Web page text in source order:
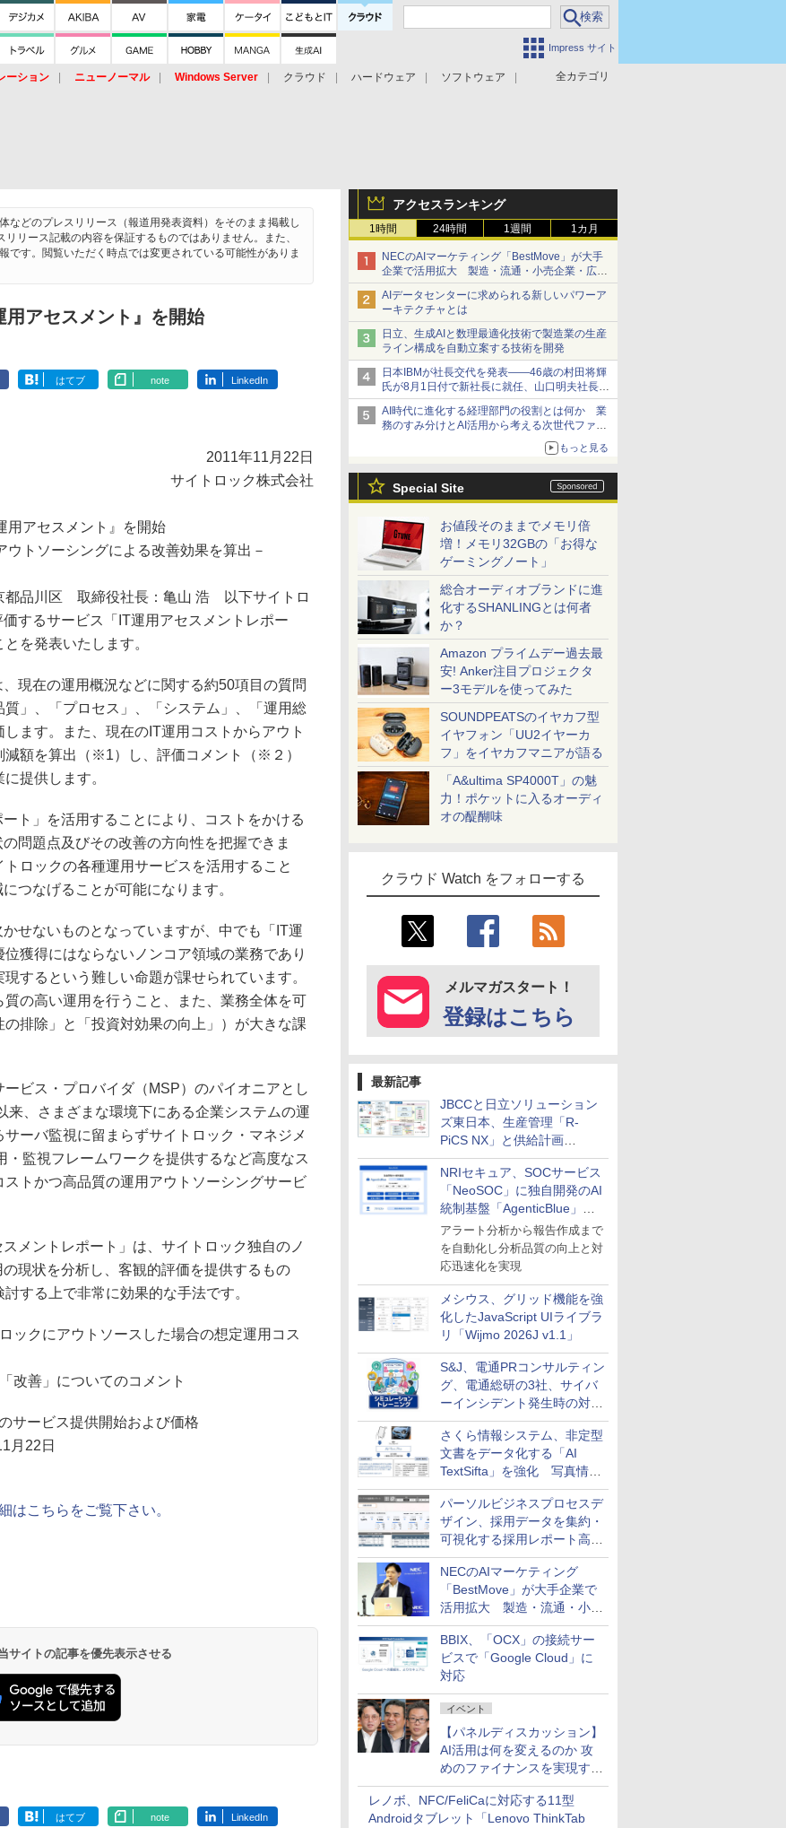
Impress サイト
全カテゴリ
ーション ニューノーマル Windows Server クラウド ハードウェア
ソフトウェア
アクセスランキング
1時間 24時間 1週間 1カ月
NECのAIマーケティング「BestMove」が大手
企業で活用拡大 製造・流通・小売企業・広告
代理店などが実装フェーズへ
AIデータセンターに求められる新しいパワーア
ーキテクチャとは
日立、生成AIと数理最適化技術で製造業の生産
ライン構成を自動立案する技術を開発
日本IBMが社長交代を発表――46歳の村田将輝
氏が8月1日付で新社長に就任、山口明夫社長は
会長へ
AI時代に進化する経理部門の役割とは何か 業
務のすみ分けとAI活用から考える次世代ファイ
もっと見る
Special Site
お値段そのままでメモリ倍
増！メモリ32GBの「お得な
ゲーミングノート」
総合オーディオブランドに進
化するSHANLINGとは何者
か？
Amazon プライムデー過去最
安! Anker注目プロジェクタ
ー3モデルを使ってみた
SOUNDPEATSのイヤカフ型
イヤフォン「UU2イヤーカ
フ」をイヤカフマニアが語る
「A&ultima SP4000T」の魅
力！ポケットに入るオーディ
オの醍醐味
クラウド Watch をフォローする
メルマガスタート！
登録はこちら
最新記事
JBCCと日立ソリューション
ズ東日本、生産管理「R-
PiCS NX」と供給計画
「scSQUARE ISP」の連携サ
ービスを提供開始
NRIセキュア、SOCサービス
「NeoSOC」に独自開発のAI
統制基盤「AgenticBlue」を
導入
アラート分析から報告作成まで
を自動化し分析品質の向上と対
応迅速化を実現
メシウス、グリッド機能を強
化したJavaScript UIライブラ
リ「Wijmo 2026J v1.1」
S&J、電通PRコンサルティン
グ、電通総研の3社、サイバ
ーインシデント発生時の対応
と危機管理広報を一体的に訓
練するプログラムを提供
さくら情報システム、非定型
文書をデータ化する「AI
TextSifta」を強化 写真情報
のデータ化などに対応
パーソルビジネスプロセスデ
ザイン、採用データを集約・
可視化する採用レポート高速
化サービスを提供
NECのAIマーケティング
「BestMove」が大手企業で
活用拡大 製造・流通・小売
企業・広告代理店などが実装
フェーズへ
BBIX、「OCX」の接続サー
ビスで「Google Cloud」に
対応
イベント
【パネルディスカッション】
AI活用は何を変えるのか 攻
めのファイナンスを実現する
業務設計とマインドセット変
革
レノボ、NFC/FeliCaに対応する11型
Androidタブレット「Lenovo ThinkTab
などのプレスリリース（報道用発表資料）をそのまま掲載し
リース記載の内容を保証するものではありません。また、
です。閲覧いただく時点では変更されている可能性がありま
アセスメント』を開始
はてブ note LinkedIn
2011年11月22日
サイトロック株式会社
用アセスメント』を開始
ウトソーシングによる改善効果を算出－
都品川区 取締役社長：亀山 浩 以下サイトロ
するサービス「IT運用アセスメントレポー
を発表いたします。
現在の運用概況などに関する約50項目の質問
」、「プロセス」、「システム」、「運用総
ます。また、現在のIT運用コストからアウト
減額を算出（※1）し、評価コメント（※２）
提供します。
ト」を活用することにより、コストをかける
問題点及びその改善の方向性を把握できま
ロックの各種運用サービスを活用すること
つなげることが可能になります。
せないものとなっていますが、中でも「IT運
獲得にはならないノンコア領域の業務であり
するという難しい命題が課せられています。
の高い運用を行うこと、また、業務全体を可
排除」と「投資対効果の向上」）が大きな課
ビス・プロバイダ（MSP）のパイオニアとし
来、さまざまな環境下にある企業システムの運
ーバ監視に留まらずサイトロック・マネジメ
・監視フレームワークを提供するなど高度なス
トかつ高品質の運用アウトソーシングサービ
メントレポート」は、サイトロック独自のノ
現状を分析し、客観的評価を提供するもの
する上で非常に効果的な手法です。
ックにアウトソースした場合の想定運用コス
改善」についてのコメント
サービス提供開始および価格
月22日
はこちらをご覧下さい。
サイトの記事を優先表示させる
はてブ note LinkedIn